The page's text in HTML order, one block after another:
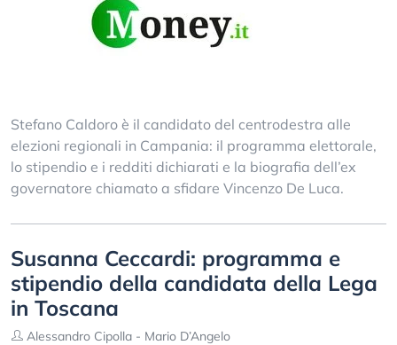
Stefano Caldoro è il candidato del centrodestra alle
elezioni regionali in Campania: il programma elettorale,
lo stipendio e i redditi dichiarati e la biografia dell’ex
governatore chiamato a sfidare Vincenzo De Luca.
Susanna Ceccardi: programma e
stipendio della candidata della Lega
in Toscana
Alessandro Cipolla - Mario D’Angelo